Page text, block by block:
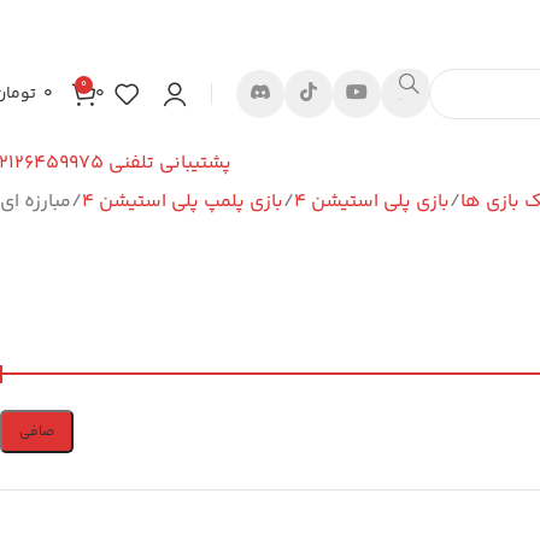
0
0
0
پشتیبانی تلفنی ۰۲۱۲۶۴۵۹۹۷۵
بازی ها بازی پلی استیشن 4 بازی پلمپ پلی استیشن 4
مبارزه ای
صافی